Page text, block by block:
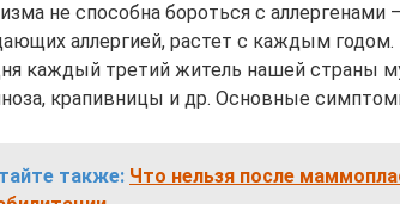
не способна бороться с
аллергией, растет с каждым
каждый третий житель нашей страны
крапивницы и др. Основные
также: Что нельзя после